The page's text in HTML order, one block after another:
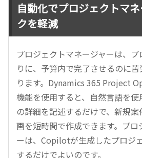
自動化でプロジェクトマ
クを軽減
プロジェクトマネージャーは、
りに、予算内で完了させるのに
ります。Dynamics 365 Project
機能を使用すると、自然言語を
の詳細を記述するだけで、新規
画を短時間で作成できます。プロ
ーは、Copilotが生成したプロジ
するだけでよいのです。